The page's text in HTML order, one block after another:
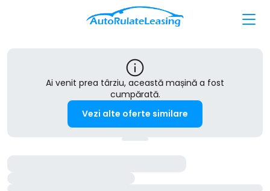
Ai venit prea târziu, această mașină a fost
cumpărată.
Vezi alte oferte similare